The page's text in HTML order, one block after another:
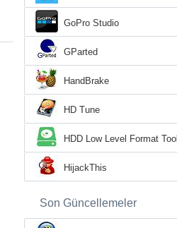
GoPro Studio
GParted
HandBrake
HD Tune
HDD Low Level Format Tool
HijackThis
Son Güncellemeler